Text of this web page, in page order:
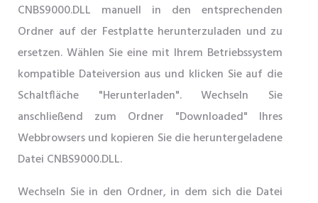
CNBS9000.DLL manuell in den entsprechenden
Ordner auf der Festplatte herunterzuladen und zu
ersetzen. Wählen Sie eine mit Ihrem Betriebssystem
kompatible Dateiversion aus und klicken Sie auf die
Schaltfläche "Herunterladen". Wechseln Sie
anschließend zum Ordner "Downloaded" Ihres
Webbrowsers und kopieren Sie die heruntergeladene
Datei CNBS9000.DLL.
Wechseln Sie in den Ordner, in dem sich die Datei